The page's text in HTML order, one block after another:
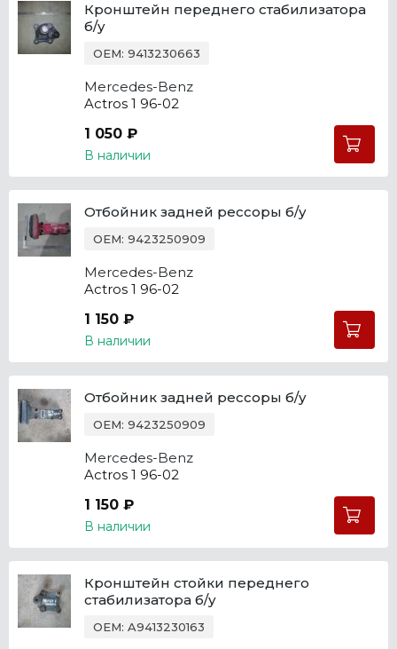
Кронштейн переднего стабилизатора
б/у
OEM: 9413230663
Mercedes-Benz
Actros 1 96-02
1 050 ₽
В наличии
Отбойник задней рессоры б/у
OEM: 9423250909
Mercedes-Benz
Actros 1 96-02
1 150 ₽
В наличии
Отбойник задней рессоры б/у
OEM: 9423250909
Mercedes-Benz
Actros 1 96-02
1 150 ₽
В наличии
Кронштейн стойки переднего
стабилизатора б/у
OEM: A9413230163